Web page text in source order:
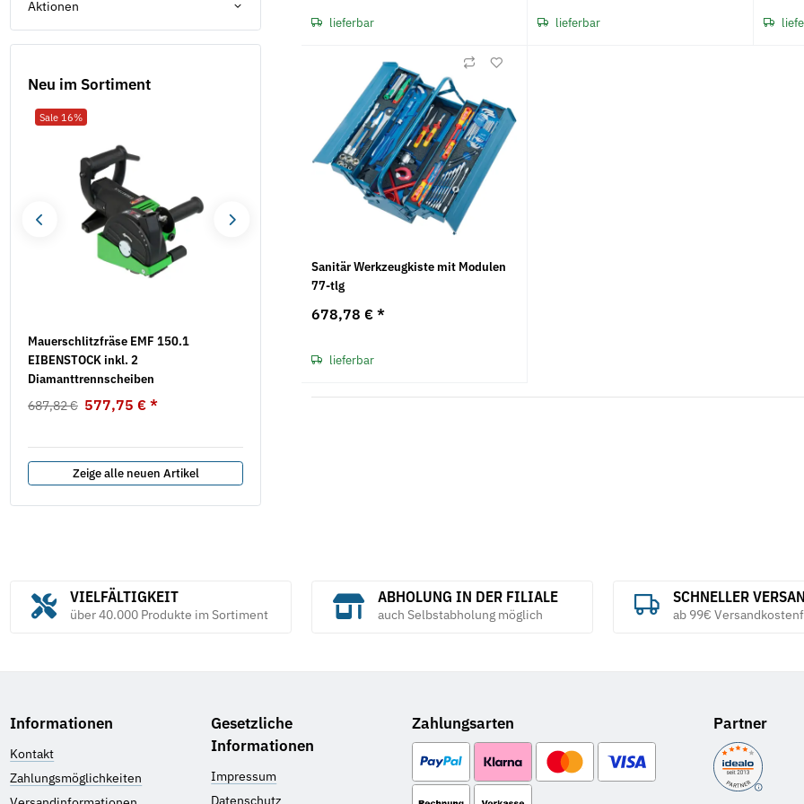
lieferbar lieferbar
Sanitär Werkzeugkiste mit Modulen
77-tlg
678,78 €*
lieferbar
Aktionen
Neu im Sortiment
Sale 16%
Mauerschlitzfräse EMF 150.1
EIBENSTOCK inkl. 2
Diamanttrennscheiben
687,82 € 577,75 € *
abrollend
Neu
Zeige alle neuen Artikel
VIELFÄLTIGKEIT
über 40.000 Produkte im Sortiment
ABHOLUNG IN DER FILIALE
auch Selbstabholung möglich
SCHNELLER
ab 99€
Informationen
Kontakt
Zahlungsmöglichkeiten
Gesetzliche
Informationen
Impressum
Datenschutz
Zahlungsarten Partner